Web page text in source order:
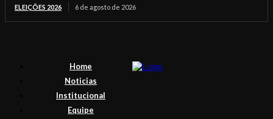
ELEIÇÕES 2026 6 de agosto de 2026
Home
Noticias
Institucional
Equipe